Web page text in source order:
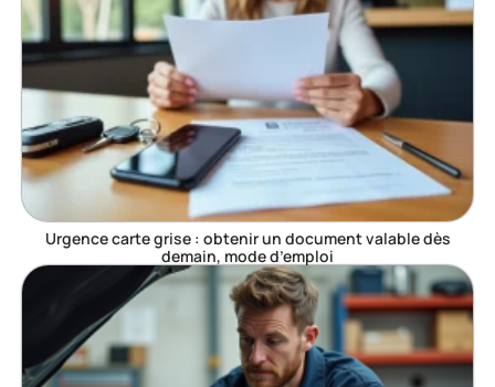
Urgence carte grise : obtenir un document valable dès
demain, mode d’emploi